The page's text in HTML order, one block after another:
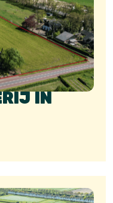
IN